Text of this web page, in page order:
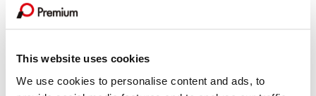
This website uses cookies
We use cookies to personalise content and ads, to
2026年 4月
GROUP COMPANY